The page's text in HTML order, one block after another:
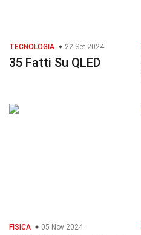
TECNOLOGIA 22 Set 2024
35 Fatti Su QLED
FISICA 05 Nov 2024